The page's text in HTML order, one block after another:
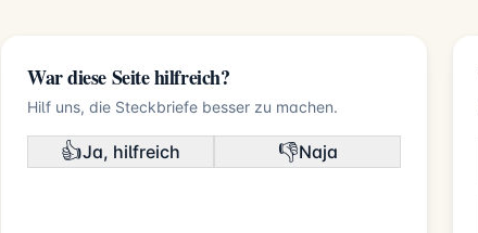
War diese Seite hilfreich?
Hilf uns, die Steckbriefe besser zu machen.
👍Ja, hilfreich 👎Naja